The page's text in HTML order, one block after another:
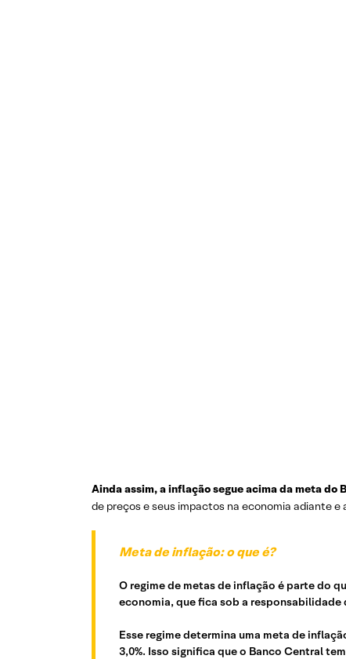
Ainda assim, a inflação segue acima da meta do
de preços e seus impactos na economia adiante
Meta de inflação: o que é?
O regime de metas de inflação é parte do
economia, que fica sob a responsabilidade
Esse regime determina uma meta de
3,0%. Isso significa que o Banco Central